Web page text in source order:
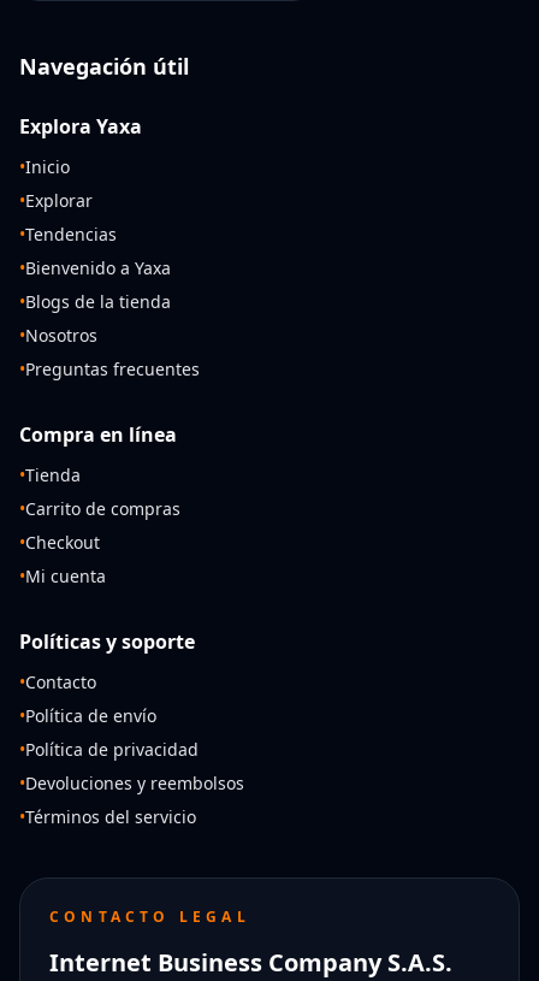
Navegación útil
Explora Yaxa
•Inicio
•Explorar
•Tendencias
•Bienvenido a Yaxa
•Blogs de la tienda
•Nosotros
•Preguntas frecuentes
Compra en línea
•Tienda
•Carrito de compras
•Checkout
•Mi cuenta
Políticas y soporte
•Contacto
•Política de envío
•Política de privacidad
•Devoluciones y reembolsos
•Términos del servicio
CONTACTO LEGAL
Internet Business Company S.A.S.